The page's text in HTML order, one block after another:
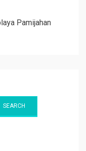
Pamijahan
SEARCH